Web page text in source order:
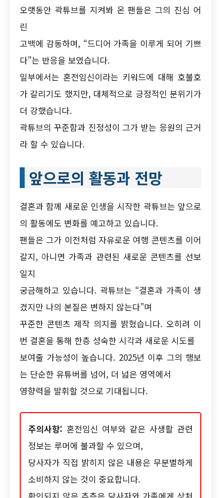
오랫동안 곽튜브를 지켜봐 온 팬들은 그의 진심 어
린
고백에 감동하며, “드디어 가족을 이루게 되어 기쁘
다”는 반응을 보였습니다.
일부에서는 혼전임신이라는 키워드에 대해 호불호
가 갈리기도 했지만, 대체적으로 긍정적인 분위기가
더 강했습니다.
곽튜브의 꾸준함과 진정성이 그가 받는 응원의 근거
라 할 수 있습니다.
앞으로의 활동과 전망
결혼과 함께 새로운 인생을 시작한 곽튜브는 앞으로
의 활동에도 변화를 예고하고 있습니다.
팬들은 그가 이전처럼 자유로운 여행 콘텐츠를 이어
갈지, 아니면 가족과 관련된 새로운 콘텐츠를 선보
일지
궁금해하고 있습니다. 곽튜브는 “결혼과 가족이 생
겼지만 나의 본질은 변하지 않는다”며
꾸준한 콘텐츠 제작 의지를 밝혔습니다. 오히려 이
번 결혼을 통해 한층 성숙한 시각과 새로운 시도를
보여줄 가능성이 높습니다. 2025년 이후 그의 행보
는 단순한 유튜버를 넘어, 더 넓은 영역에서
영향력을 발휘할 것으로 기대됩니다.
주의사항: 혼전임신 여부와 같은 사생활 관련
정보는 루머에 불과할 수 있으며,
당사자가 직접 밝히지 않은 내용은 무분별하게
소비하지 않는 것이 중요합니다.